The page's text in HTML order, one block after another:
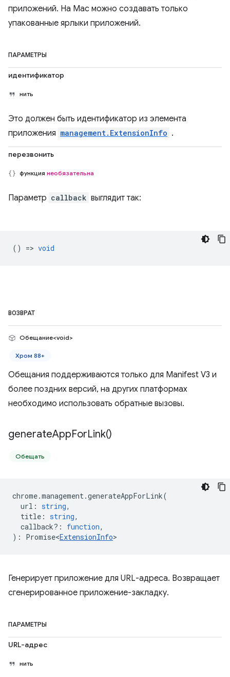
приложений. На Mac можно создавать только
упакованные ярлыки приложений.
ПАРАМЕТРЫ
идентификатор
нить
Это должен быть идентификатор из элемента
приложения management.ExtensionInfo .
перезвонить
функция необязательна
Параметр callback выглядит так:
() => void
ВОЗВРАТ
Обещание<void>
Хром 88+
Обещания поддерживаются только для Manifest V3 и
более поздних версий, на других платформах
необходимо использовать обратные вызовы.
generateAppForLink()
Обещать
chrome.management.generateAppForLink(
url : string,
title : string,
callback? : function,
) : Promise<ExtensionInfo>
Генерирует приложение для URL-адреса. Возвращает
сгенерированное приложение-закладку.
ПАРАМЕТРЫ
URL-адрес
нить